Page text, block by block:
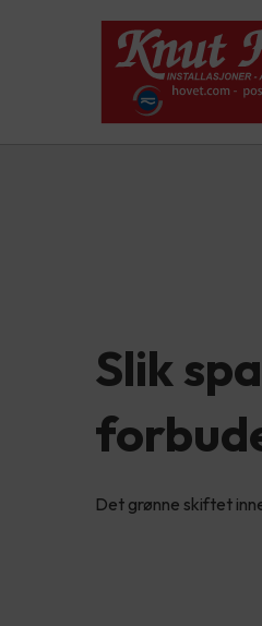
Slik
Det grønne skiftet